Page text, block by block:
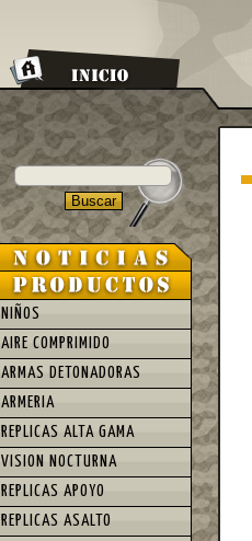
NIÑOS
AIRE COMPRIMIDO
ARMAS DETONADORAS
ARMERIA
REPLICAS ALTA GAMA
VISION NOCTURNA
REPLICAS APOYO
REPLICAS ASALTO